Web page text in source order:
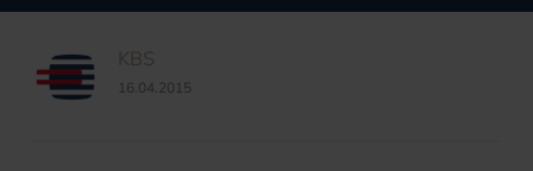
KBS
16.04.2015